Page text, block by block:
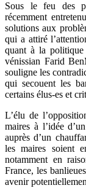
Sous le feu des
récemment
solutions aux
qui a attiré
quant à la politique
vénissian Farid
souligne les
qui secouent les
certains élus-es et
L’élu de
maires à l’idée
auprès d’un
les maires soient
notamment en
France, les
avenir